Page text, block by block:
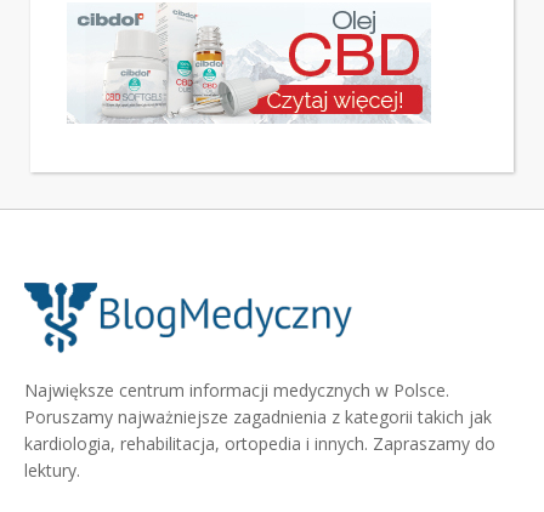
Największe centrum informacji medycznych w Polsce.
Poruszamy najważniejsze zagadnienia z kategorii takich jak
kardiologia, rehabilitacja, ortopedia i innych. Zapraszamy do
lektury.